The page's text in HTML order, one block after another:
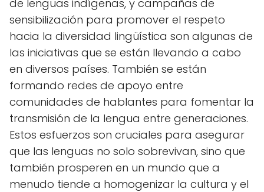
de lenguas indígenas, y campañas de
sensibilización para promover el respeto
hacia la diversidad lingüística son algunas de
las iniciativas que se están llevando a cabo
en diversos países. También se están
formando redes de apoyo entre
comunidades de hablantes para fomentar la
transmisión de la lengua entre generaciones.
Estos esfuerzos son cruciales para asegurar
que las lenguas no solo sobrevivan, sino que
también prosperen en un mundo que a
menudo tiende a homogenizar la cultura y el